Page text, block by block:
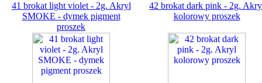
41 brokat light violet - 2g. Akryl
SMOKE - dymek pigment
proszek
42 brokat dark pink - 2g.
kolorowy proszek